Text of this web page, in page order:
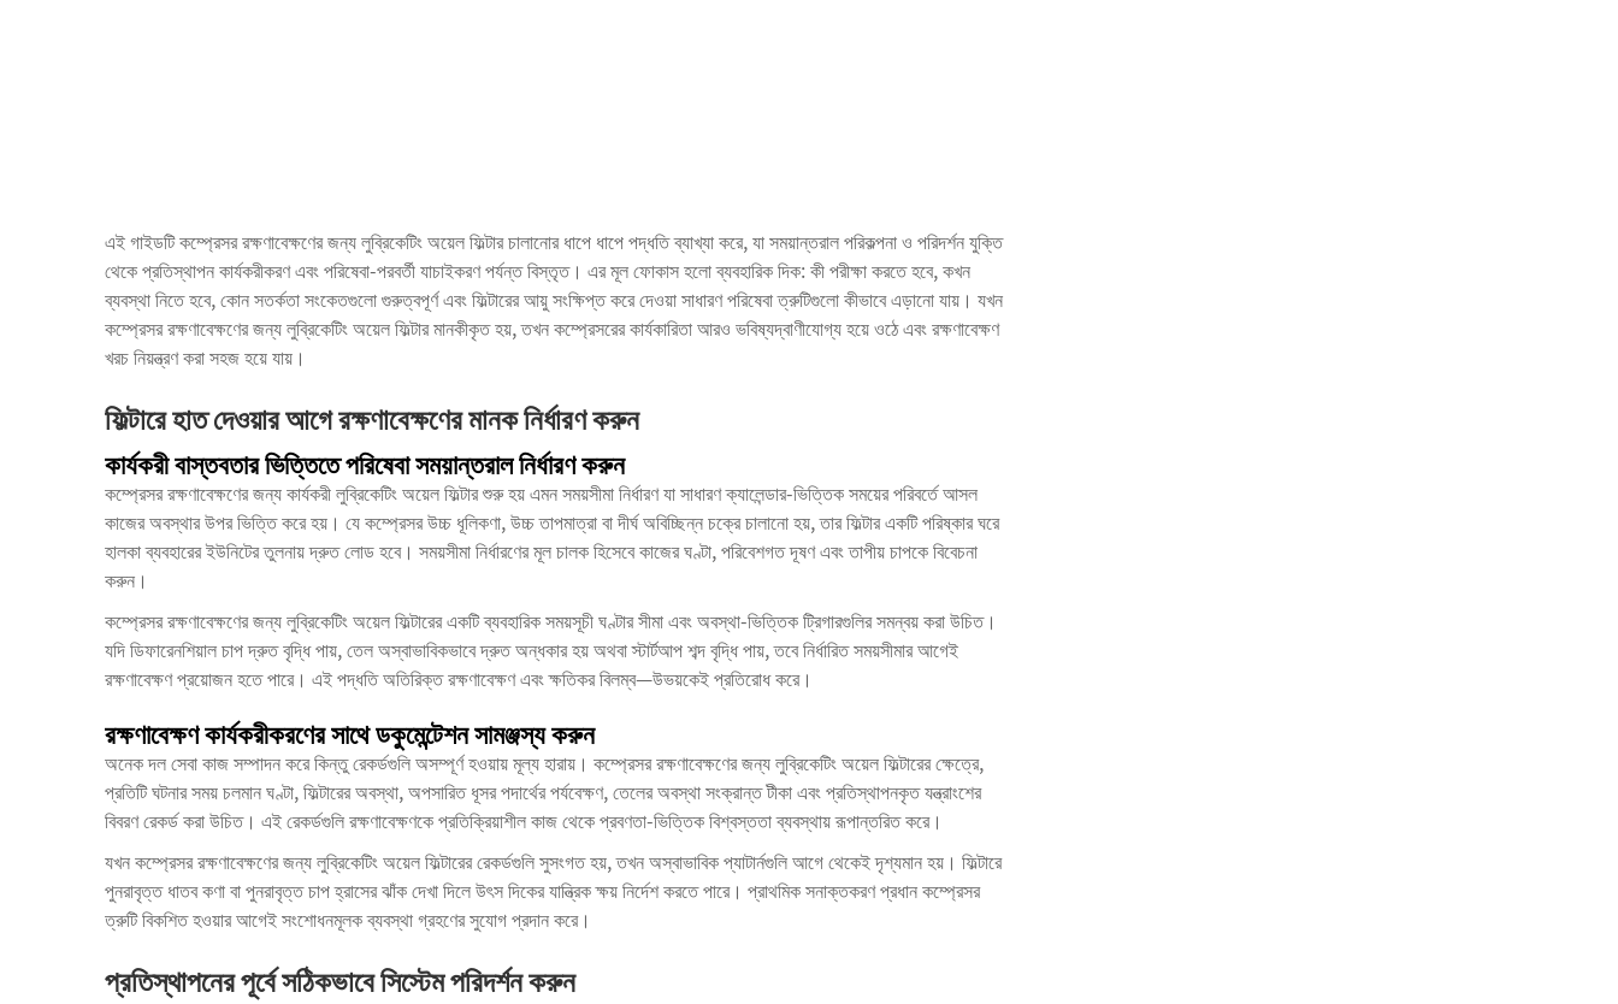
এই গাইডটি কম্প্রেসর রক্ষণাবেক্ষণের জন্য লুব্রিকেটিং অয়েল ফিল্টার চালানোর ধাপে ধাপে পদ্ধতি ব্যাখ্যা করে, যা সময়ান্তরাল পরিকল্পনা ও পরিদর্শন যুক্তি
থেকে প্রতিস্থাপন কার্যকরীকরণ এবং পরিষেবা-পরবর্তী যাচাইকরণ পর্যন্ত বিস্তৃত। এর মূল ফোকাস হলো ব্যবহারিক দিক: কী পরীক্ষা করতে হবে, কখন
ব্যবস্থা নিতে হবে, কোন সতর্কতা সংকেতগুলো গুরুত্বপূর্ণ এবং ফিল্টারের আয়ু সংক্ষিপ্ত করে দেওয়া সাধারণ পরিষেবা ত্রুটিগুলো কীভাবে এড়ানো যায়। যখন
কম্প্রেসর রক্ষণাবেক্ষণের জন্য লুব্রিকেটিং অয়েল ফিল্টার মানকীকৃত হয়, তখন কম্প্রেসরের কার্যকারিতা আরও ভবিষ্যদ্বাণীযোগ্য হয়ে ওঠে এবং রক্ষণাবেক্ষণ
খরচ নিয়ন্ত্রণ করা সহজ হয়ে যায়।
ফিল্টারে হাত দেওয়ার আগে রক্ষণাবেক্ষণের মানক নির্ধারণ করুন
কার্যকরী বাস্তবতার ভিত্তিতে পরিষেবা সময়ান্তরাল নির্ধারণ করুন
কম্প্রেসর রক্ষণাবেক্ষণের জন্য কার্যকরী লুব্রিকেটিং অয়েল ফিল্টার শুরু হয় এমন সময়সীমা নির্ধারণ যা সাধারণ ক্যালেন্ডার-ভিত্তিক সময়ের পরিবর্তে আসল
কাজের অবস্থার উপর ভিত্তি করে হয়। যে কম্প্রেসর উচ্চ ধূলিকণা, উচ্চ তাপমাত্রা বা দীর্ঘ অবিচ্ছিন্ন চক্রে চালানো হয়, তার ফিল্টার একটি পরিষ্কার ঘরে
হালকা ব্যবহারের ইউনিটের তুলনায় দ্রুত লোড হবে। সময়সীমা নির্ধারণের মূল চালক হিসেবে কাজের ঘণ্টা, পরিবেশগত দূষণ এবং তাপীয় চাপকে বিবেচনা
করুন।
কম্প্রেসর রক্ষণাবেক্ষণের জন্য লুব্রিকেটিং অয়েল ফিল্টারের একটি ব্যবহারিক সময়সূচী ঘণ্টার সীমা এবং অবস্থা-ভিত্তিক ট্রিগারগুলির সমন্বয় করা উচিত।
যদি ডিফারেনশিয়াল চাপ দ্রুত বৃদ্ধি পায়, তেল অস্বাভাবিকভাবে দ্রুত অন্ধকার হয় অথবা স্টার্টআপ শব্দ বৃদ্ধি পায়, তবে নির্ধারিত সময়সীমার আগেই
রক্ষণাবেক্ষণ প্রয়োজন হতে পারে। এই পদ্ধতি অতিরিক্ত রক্ষণাবেক্ষণ এবং ক্ষতিকর বিলম্ব—উভয়কেই প্রতিরোধ করে।
রক্ষণাবেক্ষণ কার্যকরীকরণের সাথে ডকুমেন্টেশন সামঞ্জস্য করুন
অনেক দল সেবা কাজ সম্পাদন করে কিন্তু রেকর্ডগুলি অসম্পূর্ণ হওয়ায় মূল্য হারায়। কম্প্রেসর রক্ষণাবেক্ষণের জন্য লুব্রিকেটিং অয়েল ফিল্টারের ক্ষেত্রে,
প্রতিটি ঘটনার সময় চলমান ঘণ্টা, ফিল্টারের অবস্থা, অপসারিত ধূসর পদার্থের পর্যবেক্ষণ, তেলের অবস্থা সংক্রান্ত টীকা এবং প্রতিস্থাপনকৃত যন্ত্রাংশের
বিবরণ রেকর্ড করা উচিত। এই রেকর্ডগুলি রক্ষণাবেক্ষণকে প্রতিক্রিয়াশীল কাজ থেকে প্রবণতা-ভিত্তিক বিশ্বস্ততা ব্যবস্থায় রূপান্তরিত করে।
যখন কম্প্রেসর রক্ষণাবেক্ষণের জন্য লুব্রিকেটিং অয়েল ফিল্টারের রেকর্ডগুলি সুসংগত হয়, তখন অস্বাভাবিক প্যাটার্নগুলি আগে থেকেই দৃশ্যমান হয়। ফিল্টারে
পুনরাবৃত্ত ধাতব কণা বা পুনরাবৃত্ত চাপ হ্রাসের ঝাঁক দেখা দিলে উৎস দিকের যান্ত্রিক ক্ষয় নির্দেশ করতে পারে। প্রাথমিক সনাক্তকরণ প্রধান কম্প্রেসর
ত্রুটি বিকশিত হওয়ার আগেই সংশোধনমূলক ব্যবস্থা গ্রহণের সুযোগ প্রদান করে।
প্রতিস্থাপনের পূর্বে সঠিকভাবে সিস্টেম পরিদর্শন করুন